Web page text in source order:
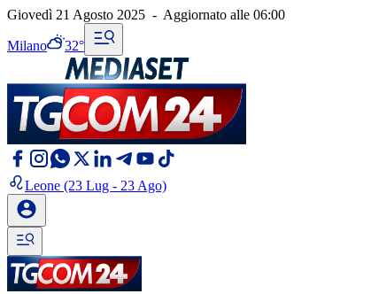
Giovedì 21 Agosto 2025 - Aggiornato alle 06:00
Milano 32°
Leone (23 Lug - 23 Ago)